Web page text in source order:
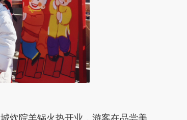
炊院羊锅火热开业 ，游客在品尝美